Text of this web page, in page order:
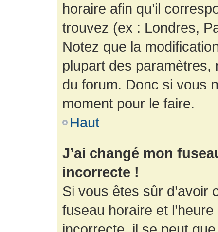
horaire afin qu’il
trouvez (ex : Londres,
Notez que la
plupart des paramètres,
du forum. Donc si vous
moment pour le faire.
Haut
J’ai changé mon
incorrecte !
Si vous êtes sûr d’avoir
fuseau horaire et